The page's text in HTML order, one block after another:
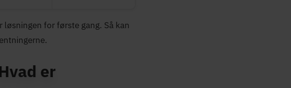
for første gang. Så kan
er